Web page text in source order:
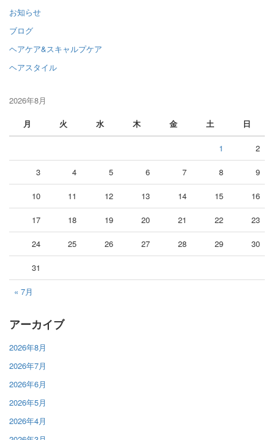
お知らせ
ブログ
ヘアケア&スキャルプケア
ヘアスタイル
2026年8月
月
火 水 木 金 土 日
« 7月
1 2
3 4 5 6 7 8 9
10 11 12 13 14 15 16
17 18 19 20 21 22 23
24 25 26 27 28 29 30
31
アーカイブ
2026年8月
2026年7月
2026年6月
2026年5月
2026年4月